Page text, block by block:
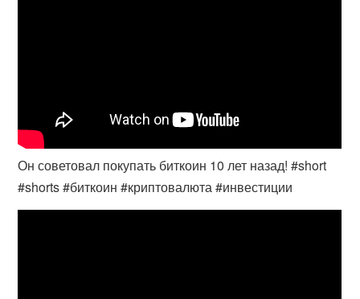
Он советовал покупать биткоин 10 лет назад! #short
#shorts #биткоин #криптовалюта #инвестиции